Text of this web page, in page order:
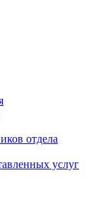
отдела
услуг